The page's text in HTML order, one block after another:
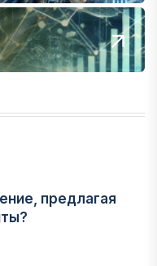
предлагая